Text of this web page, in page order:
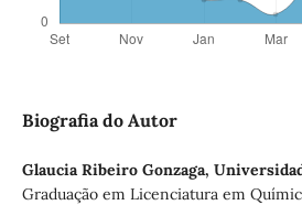
Biografia do Autor
Glaucia Ribeiro Gonzaga,
Graduação em Licenciatura em